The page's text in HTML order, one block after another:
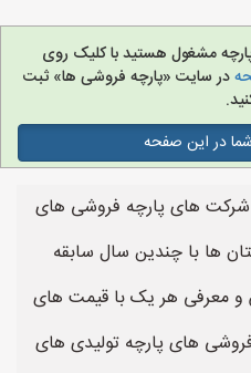
مشغول هستید با کلیک روی
در سایت «پارچه فروشی ها» ثبت
در این صفحه
شرکت های پارچه فروشی های
ها با چندین سال سابقه
و معرفی هر یک با قیمت های
های پارچه تولیدی های